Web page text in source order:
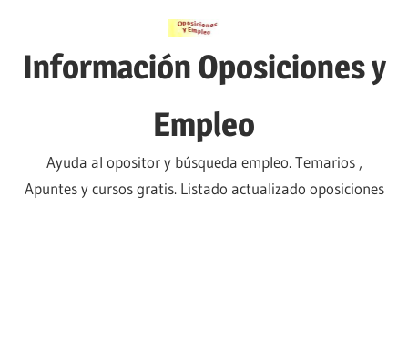
contenido
Información Oposiciones y
Empleo
Ayuda al opositor y búsqueda empleo. Temarios ,
Apuntes y cursos gratis. Listado actualizado oposiciones